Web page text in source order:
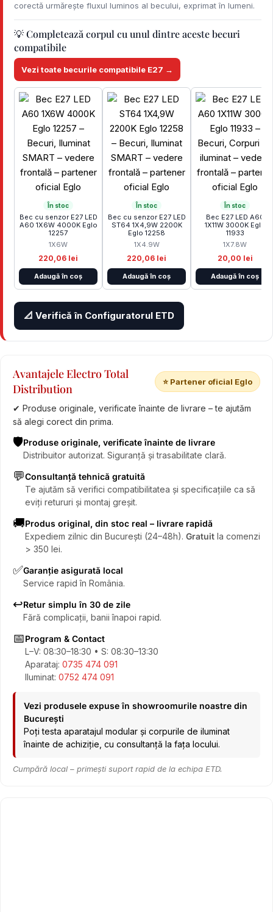
corectă urmărește fluxul luminos al becului, exprimat în lumeni.
💡 Completează corpul cu unul dintre aceste becuri
compatibile
Vezi toate becurile compatibile E27 →
În stoc
Bec cu senzor E27 LED
A60 1X6W 4000K Eglo
12257
1X6W
220,06 lei
Adaugă în coș
În stoc
Bec cu senzor E27 LED
ST64 1X4,9W 2200K
Eglo 12258
1X4.9W
220,06 lei
Adaugă în coș
În stoc
Bec E27 LED A60
1X11W 3000K Eglo
11933
1X7.8W
20,00 lei
Adaugă în coș
📐 Verifică în Configuratorul ETD
Avantajele Electro Total
Distribution
⭐ Partener oficial Eglo
✔ Produse originale, verificate înainte de livrare – te ajutăm
să alegi corect din prima.
🛡️Produse originale, verificate înainte de livrare
Distribuitor autorizat. Siguranță și trasabilitate clară.
💬Consultanță tehnică gratuită
Te ajutăm să verifici compatibilitatea și specificațiile ca să
eviți retururi și montaj greșit.
🚚Produs original, din stoc real – livrare rapidă
Expediem zilnic din București (24–48h). Gratuit la comenzi
> 350 lei.
✅Garanție asigurată local
Service rapid în România.
↩️Retur simplu în 30 de zile
Fără complicații, banii înapoi rapid.
📅Program & Contact
L–V: 08:30–18:30 • S: 08:30–13:30
Aparataj: 0735 474 091
Iluminat: 0752 474 091
Vezi produsele expuse în showroomurile noastre din
București
Poți testa aparatajul modular și corpurile de iluminat
înainte de achiziție, cu consultanță la fața locului.
Cumpără local – primești suport rapid de la echipa ETD.